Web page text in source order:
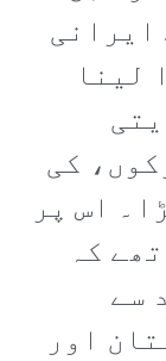
لینا
کی
اس پر
کہ
سے
اور